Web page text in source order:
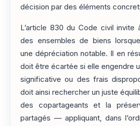
décision par des éléments
L’article 830 du Code civil invite
des ensembles de biens
une dépréciation notable. Il en
doit être écartée si elle engendre
significative ou des frais
doit ainsi rechercher un juste
des copartageants et la
partagés — appliquant, dans